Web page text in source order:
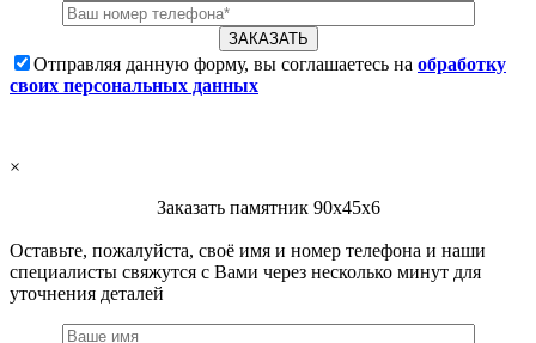
Отправляя данную форму, вы соглашаетесь на обработку
своих персональных данных
×
Заказать памятник 90х45х6
Оставьте, пожалуйста, своё имя и номер телефона и наши
специалисты свяжутся с Вами через несколько минут для
уточнения деталей